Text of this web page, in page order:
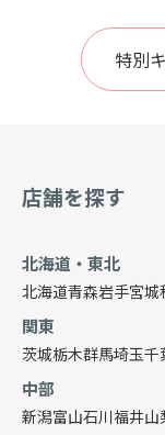
特別
店舗を探す
北海道・東北
北海道青森岩手宮城
関東
茨城栃木群馬埼玉千
中部
新潟富山石川福井山